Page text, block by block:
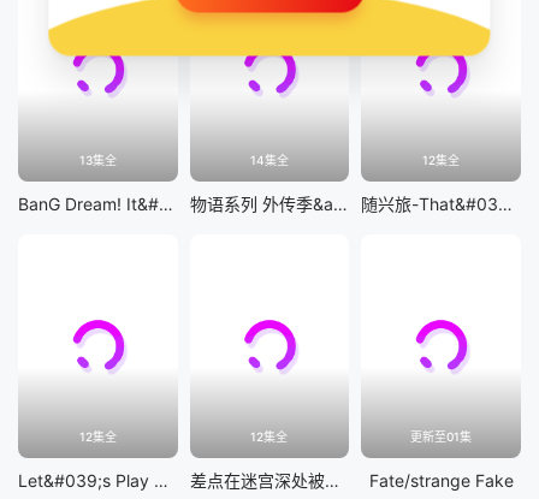
13集全
BanG Dream! It&#039;s MyGO!!!!!
14集全
物语系列 外传季&amp;怪物季
12集全
随兴旅-That&#039;s Journey-
12集全
Let&#039;s Play 充满挑战的人生
12集全
差点在迷宫深处被信任的伙伴杀掉，但靠着天赐技能「无限扭蛋」获得等级9999的伙伴，我要向前队友和世界展开复仇&amp;「给他们好看！」
更新至01集
Fate/strange Fake